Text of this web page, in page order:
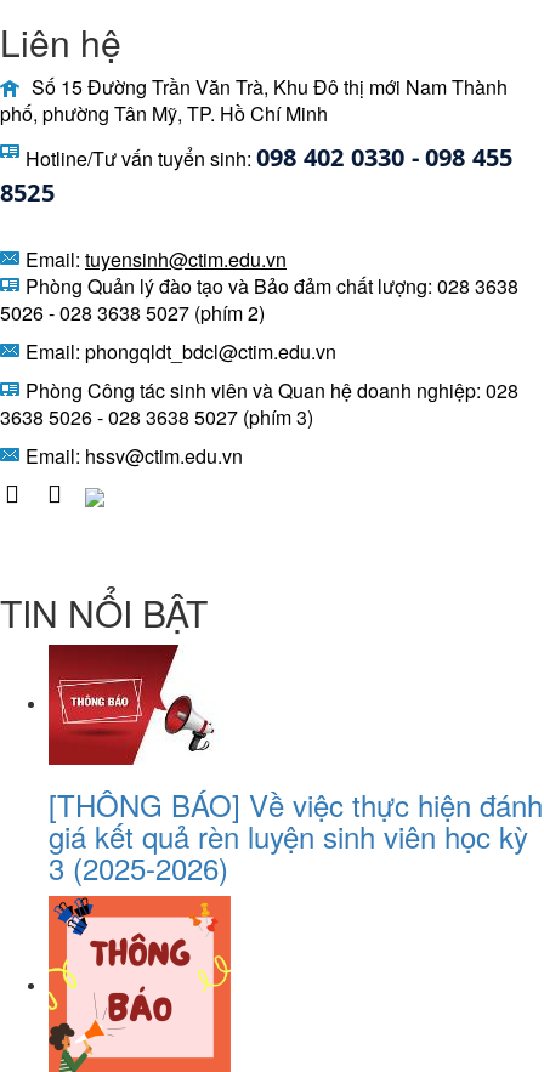
Liên hệ
Số 15 Đường Trần Văn Trà, Khu Đô thị mới Nam Thành
phố, phường Tân Mỹ, TP. Hồ Chí Minh
Hotline/Tư vấn tuyển sinh: 098 402 0330 - 098 455
8525
Email: tuyensinh@ctim.edu.vn
Phòng Quản lý đào tạo và Bảo đảm chất lượng: 028 3638
5026 - 028 3638 5027 (phím 2)
Email: phongqldt_bdcl@ctim.edu.vn
Phòng Công tác sinh viên và Quan hệ doanh nghiệp: 028
3638 5026 - 028 3638 5027 (phím 3)
Email: hssv@ctim.edu.vn
TIN NỔI BẬT
[THÔNG BÁO] Về việc thực hiện đánh
giá kết quả rèn luyện sinh viên học kỳ
3 (2025-2026)